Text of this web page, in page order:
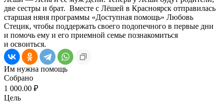
две сестры и брат. Вместе с Лёшей в Красноярск отправилась
старшая няня программы «Доступная помощь» Любовь
Стецик, чтобы поддержать своего подопечного в первые дни
и помочь ему и его приемной семье познакомиться
и освоиться.
Им нужна помощь
Собрано
1 000.00 ₽
Цель